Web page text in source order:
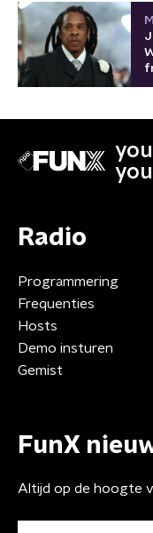
Radio
Programmering
Frequenties
Hosts
Demo insturen
Gemist
FunX
Altijd op de hoogte